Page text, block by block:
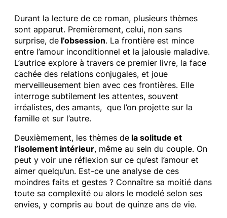
Durant la lecture de ce roman, plusieurs thèmes
sont apparut. Premièrement, celui, non sans
surprise, de l’obsession. La frontière est mince
entre l’amour inconditionnel et la jalousie maladive.
L’autrice explore à travers ce premier livre, la face
cachée des relations conjugales, et joue
merveilleusement bien avec ces frontières. Elle
interroge subtilement les attentes, souvent
irréalistes, des amants, que l’on projette sur la
famille et sur l’autre.
Deuxièmement, les thèmes de la solitude et
l’isolement intérieur, même au sein du couple. On
peut y voir une réflexion sur ce qu’est l’amour et
aimer quelqu’un. Est-ce une analyse de ces
moindres faits et gestes ? Connaître sa moitié dans
toute sa complexité ou alors le modelé selon ses
envies, y compris au bout de quinze ans de vie.